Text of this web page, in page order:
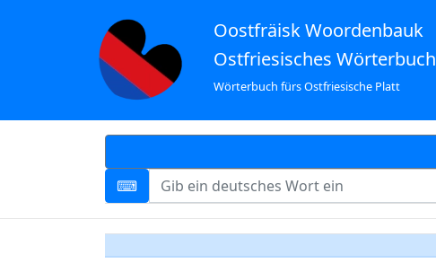
Oostfräisk Woordenbauk
Ostfriesisches Wörterbuch
Wörterbuch fürs Ostfriesische Platt